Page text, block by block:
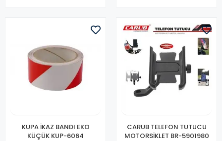
KUPA İKAZ BANDI EKO
KÜÇÜK KUP-6064
CARUB TELEFON TUTUCU
MOTORSİKLET BR-5901980